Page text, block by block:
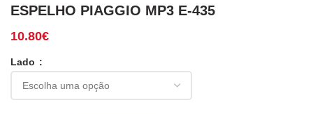
ESPELHO PIAGGIO MP3 E-435
10.80€
Lado